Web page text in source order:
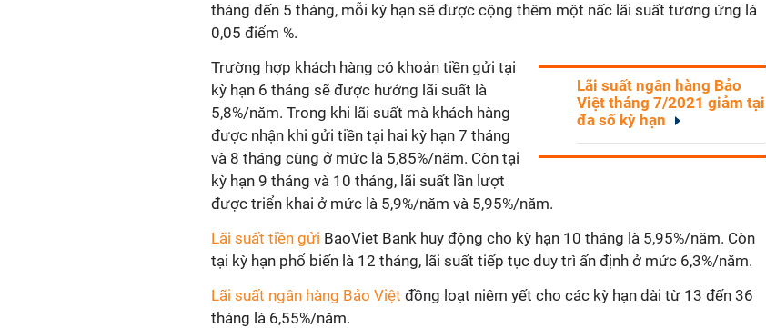
tháng đến 5 tháng, mỗi kỳ hạn sẽ được cộng thêm một nấc lãi suất tương ứng là
0,05 điểm %.
Lãi suất ngân hàng Bảo
Việt tháng 7/2021 giảm tại
đa số kỳ hạn
Trường hợp khách hàng có khoản tiền gửi tại
kỳ hạn 6 tháng sẽ được hưởng lãi suất là
5,8%/năm. Trong khi lãi suất mà khách hàng
được nhận khi gửi tiền tại hai kỳ hạn 7 tháng
và 8 tháng cùng ở mức là 5,85%/năm. Còn tại
kỳ hạn 9 tháng và 10 tháng, lãi suất lần lượt
được triển khai ở mức là 5,9%/năm và 5,95%/năm.
Lãi suất tiền gửi BaoViet Bank huy động cho kỳ hạn 10 tháng là 5,95%/năm. Còn
tại kỳ hạn phổ biến là 12 tháng, lãi suất tiếp tục duy trì ấn định ở mức 6,3%/năm.
Lãi suất ngân hàng Bảo Việt đồng loạt niêm yết cho các kỳ hạn dài từ 13 đến 36
tháng là 6,55%/năm.